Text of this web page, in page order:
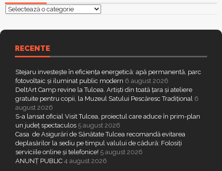
Categorii
RECENTE
Stejaru investește în eficiența energetică: apă permanentă, parc
fotovoltaic și iluminat public modern 6 august 2026
DeltArt Camp revine la Tulcea. Artiști din toată țara și ateliere
gratuite pentru copii, la Muzeul Satului Pescăresc Tradițional 6
august 2026
S-a lansat oficial Visit Tulcea, proiectul care aduce în prim-plan
un județ spectaculos 5 august 2026
Casa de Asigurări de Sănătate Tulcea recomandă evitarea
deplasărilor la sediu pe timpul valului de cădură: Folosiți
serviciile online și telefonice! 5 august 2026
ANUNȚ PUBLIC 4 august 2026